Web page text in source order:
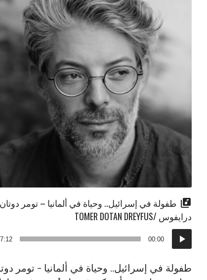
طفولة في إسرائيل.. وحياة في ألمانيا – تومر
درايفوس /TOMER DOTAN DREYFUS
مشغل
الصوت
00:00
طفولة في إسرائيل.. وحياة في ألمانيا – تومر